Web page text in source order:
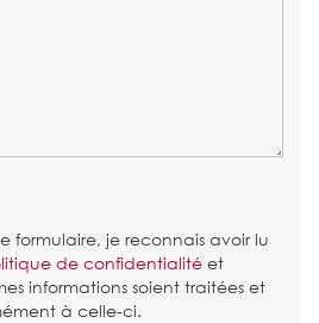
formulaire, je reconnais avoir lu
de confidentialité et
informations soient traitées et
à celle-ci.